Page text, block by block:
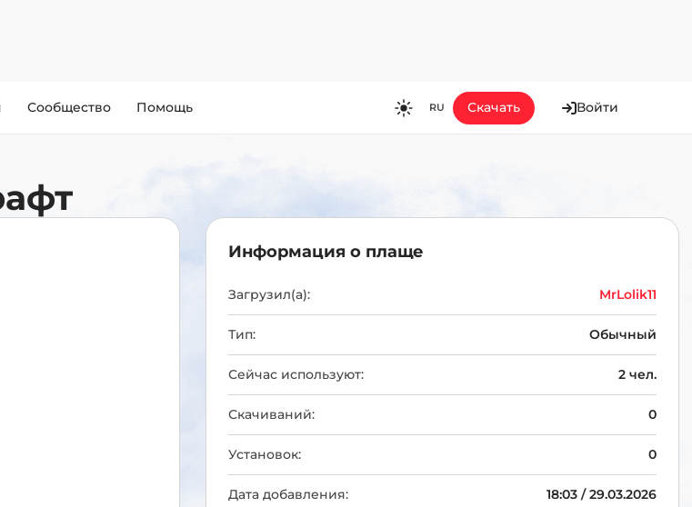
Сообщество Помощь RU
KO
Скачать Войти
Информация о плаще
Загрузил(а): MrLolik11
Тип: Обычный
Сейчас используют: 2 чел.
Скачиваний: 0
Установок: 0
Дата добавления: 18:03 / 29.03.2026